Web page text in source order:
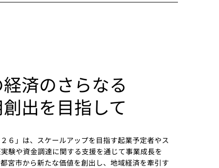
済のさらなる
出を目指して
６」は、スケールアップを目指す起業予定者やス
験や資金調達に関する支援を通じて事業成長を
宮市から新たな価値を創出し、地域経済を牽引す